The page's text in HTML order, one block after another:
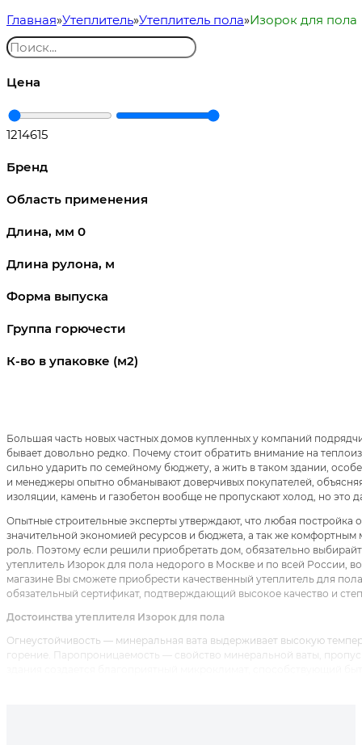
Главная Утеплитель Утеплитель пола Изорок для пола
Цена
1214615
Бренд
Область применения
Длина, мм 0
Длина рулона, м
Форма выпуска
Группа горючести
К-во в упаковке (м2)
Большая часть новых частных домов купленных у компаний
бывает довольно редко. Почему стоит обратить внимание на
сильно ударить по семейному бюджету, а жить в таком здании,
и менеджеры опытно обманывают доверчивых покупателей,
изоляции, камень и газобетон вообще не пропускают холод, но это
Опытные строительные эксперты утверждают, что любая постройка
значительной экономией ресурсов и бюджета, а так же
роль. Поэтому если решили приобретать дом, обязательно
утеплитель Изорок для пола недорого в Москве и по всей
магазине Вы сможете приобрести качественный утеплитель для
обязательный сертификат, подтверждающий высокое качество и
Достоинства утеплителя Изорок для пола
Огнеустойчивость — минеральная вата выдерживает высокую
горение. Паропроницаемость — свойство минеральной ваты,